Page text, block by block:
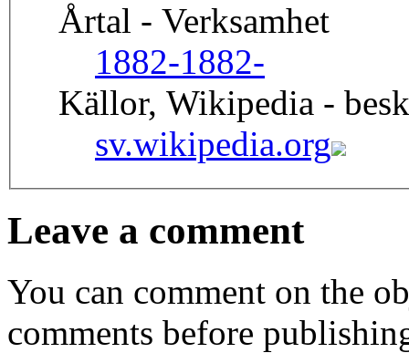
Årtal - Verksamhet
1882-1882-
Källor, Wikipedia -
sv.wikipedia.org
Leave a comment
You can comment on the
comments before